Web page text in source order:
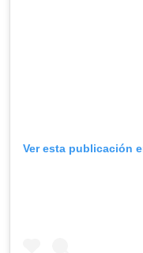
Ver esta publicación